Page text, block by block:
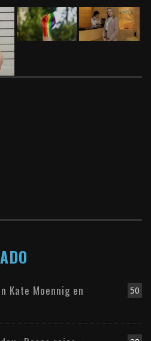
50
Kate Moennig en